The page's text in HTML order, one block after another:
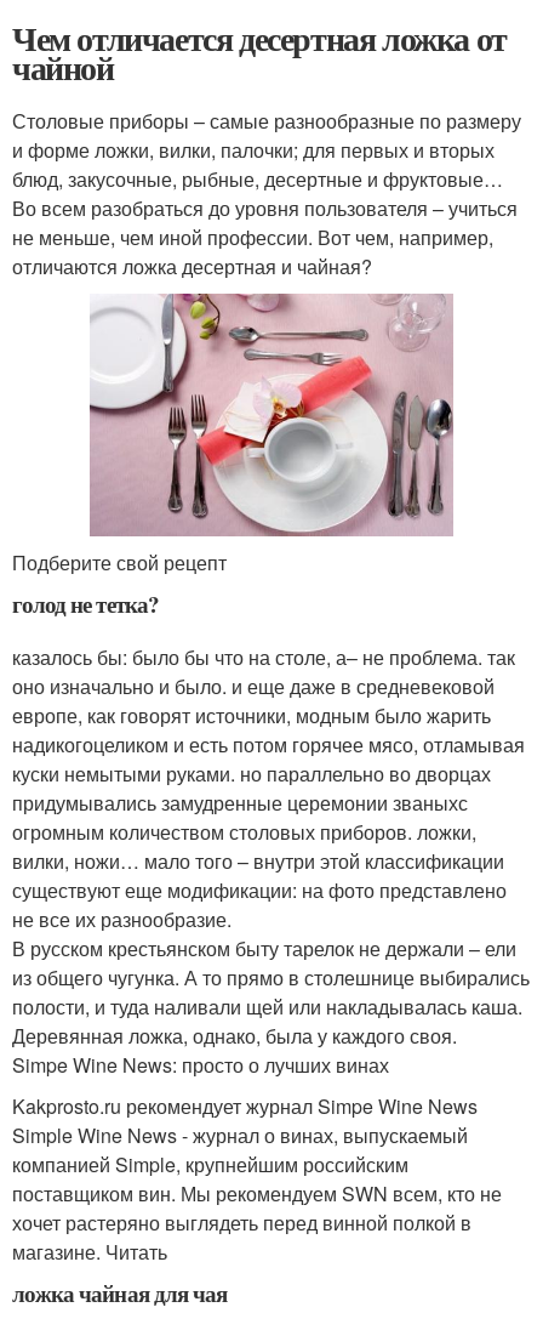
Чем отличается десертная ложка от
чайной
Столовые приборы – самые разнообразные по размеру
и форме ложки, вилки, палочки; для первых и вторых
блюд, закусочные, рыбные, десертные и фруктовые…
Во всем разобраться до уровня пользователя – учиться
не меньше, чем иной профессии. Вот чем, например,
отличаются ложка десертная и чайная?
Подберите свой рецепт
голод не тетка?
казалось бы: было бы что на столе, а– не проблема. так
оно изначально и было. и еще даже в средневековой
европе, как говорят источники, модным было жарить
надикогоцеликом и есть потом горячее мясо, отламывая
куски немытыми руками. но параллельно во дворцах
придумывались замудренные церемонии званыхс
огромным количеством столовых приборов. ложки,
вилки, ножи… мало того – внутри этой классификации
существуют еще модификации: на фото представлено
не все их разнообразие.
В русском крестьянском быту тарелок не держали – ели
из общего чугунка. А то прямо в столешнице выбирались
полости, и туда наливали щей или накладывалась каша.
Деревянная ложка, однако, была у каждого своя.
Simpe Wine News: просто о лучших винах
Kakprosto.ru рекомендует журнал Simpe Wine News
Simple Wine News - журнал о винах, выпускаемый
компанией Simple, крупнейшим российским
поставщиком вин. Мы рекомендуем SWN всем, кто не
хочет растеряно выглядеть перед винной полкой в
магазине. Читать
ложка чайная для чая